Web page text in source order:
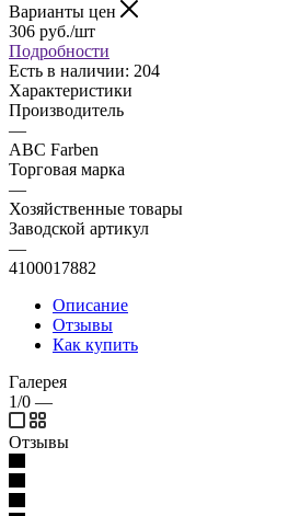
Варианты цен
306 руб./шт
Подробности
Есть в наличии: 204
Характеристики
Производитель
—
ABC Farben
Торговая марка
—
Хозяйственные товары
Заводской артикул
—
4100017882
Описание
Отзывы
Как купить
Галерея
1/0 —
Отзывы